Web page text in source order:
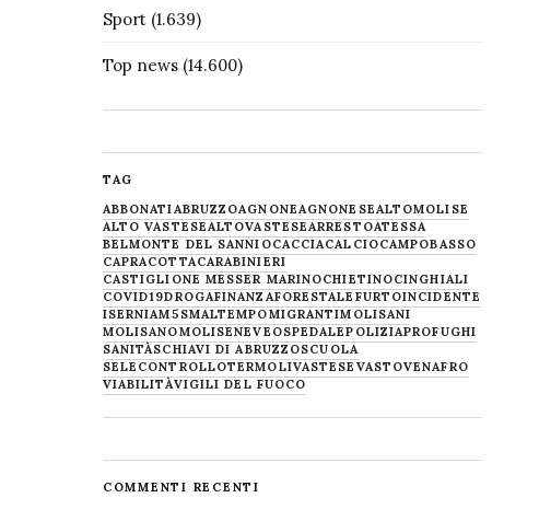
Sport(1.639)
Top news(14.600)
TAG
ABBONATIABRUZZOAGNONEAGNONESEALTOMOLISE
ALTO VASTESEALTOVASTESEARRESTOATESSA
BELMONTE DEL SANNIOCACCIACALCIOCAMPOBASSO
CAPRACOTTACARABINIERI
CASTIGLIONE MESSER MARINOCHIETINOCINGHIALI
COVID19DROGAFINANZAFORESTALE FURTOINCIDENTE
ISERNIAM5SMALTEMPOMIGRANTIMOLISANI
MOLISANOMOLISENEVE OSPEDALEPOLIZIAPROFUGHI
SANITÀSCHIAVI DI ABRUZZOSCUOLA
SELECONTROLLOTERMOLIVASTESE VASTOVENAFRO
VIABILITÀVIGILI DEL FUOCO
COMMENTI RECENTI